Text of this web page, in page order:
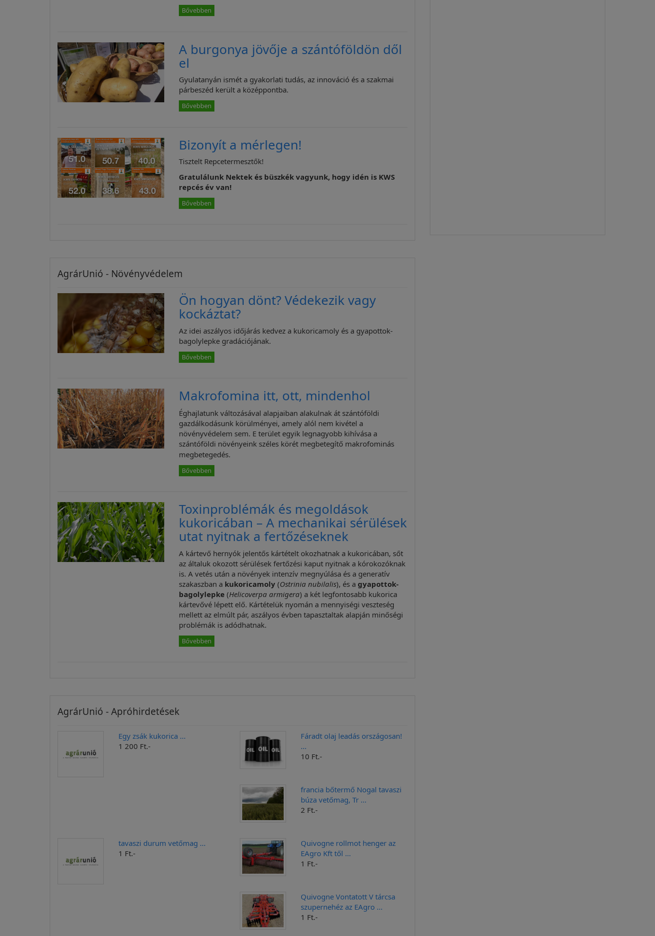
Bővebben
A burgonya jövője a szántóföldön dől
el
Gyulatanyán ismét a gyakorlati tudás, az innováció és a szakmai
párbeszéd került a középpontba.
Bővebben
Bizonyít a mérlegen!
Tisztelt Repcetermesztők!
Gratulálunk Nektek és büszkék vagyunk, hogy idén is KWS
repcés év van!
Bővebben
AgrárUnió - Növényvédelem
Ön hogyan dönt? Védekezik vagy
kockáztat?
Az idei aszályos időjárás kedvez a kukoricamoly és a gyapottok-
bagolylepke gradációjának.
Bővebben
Makrofomina itt, ott, mindenhol
Éghajlatunk változásával alapjaiban alakulnak át szántóföldi
gazdálkodásunk körülményei, amely alól nem kivétel a
növényvédelem sem. E terület egyik legnagyobb kihívása a
szántóföldi növényeink széles körét megbetegítő makrofominás
megbetegedés.
Bővebben
Toxinproblémák és megoldások
kukoricában – A mechanikai sérülések
utat nyitnak a fertőzéseknek
A kártevő hernyók jelentős kártételt okozhatnak a kukoricában, sőt
az általuk okozott sérülések fertőzési kaput nyitnak a kórokozóknak
is. A vetés után a növények intenzív megnyúlása és a generatív
szakaszban a kukoricamoly (Ostrinia nubilalis), és agyapottok-
bagolylepke (Helicoverpa armigera) a két legfontosabb kukorica
kártevővé lépett elő. Kártételük nyomán a mennyiségi veszteség
mellett az elmúlt pár, aszályos évben tapasztaltak alapján minőségi
problémák is adódhatnak.
Bővebben
AgrárUnió - Apróhirdetések
Egy zsák kukorica ...
1 200 Ft.-
Fáradt olaj leadás országosan!
...
10 Ft.-
francia bőtermő Nogal tavaszi
búza vetőmag, Tr ...
2 Ft.-
tavaszi durum vetőmag ...
1 Ft.-
Quivogne rollmot henger az
EAgro Kft től ...
1 Ft.-
Quivogne Vontatott V tárcsa
szupernehéz az EAgro ...
1 Ft.-